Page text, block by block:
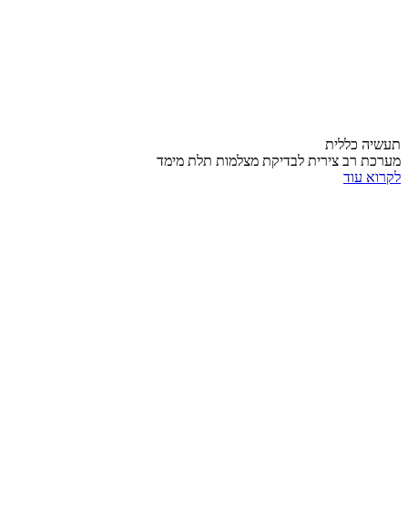
תעשיה כללית
מערכת רב צירית לבדיקת מצלמות תלת מימד
לקרוא עוד